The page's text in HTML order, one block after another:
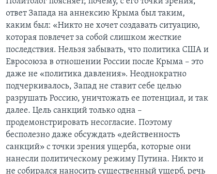
ответ Запада на аннексию Крыма был таким,
каким был: «Никто не хочет создавать ситуацию,
которая повлечет за собой слишком жесткие
последствия. Нельзя забывать, что политика США и
Евросоюза в отношении России после Крыма – это
даже не «политика давления». Неоднократно
подчеркивалось, Запад не ставит себе целью
разрушать Россию, уничтожать ее потенциал, и так
далее. Цель санкций только одна –
продемонстрировать несогласие. Поэтому
бесполезно даже обсуждать «действенность
санкций» с точки зрения ущерба, которые они
нанесли политическому режиму Путина. Никто и
не собирался наносить существенный ущерб, речь